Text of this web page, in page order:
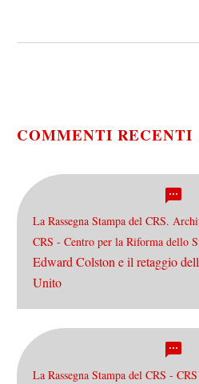
COMMENTI RECENTI
La Rassegna Stampa del CRS.
CRS - Centro per la Riforma dello
Edward Colston e il retaggio
Unito
La Rassegna Stampa del CRS -